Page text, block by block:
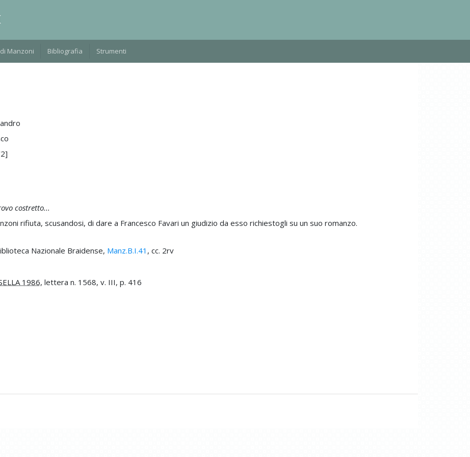
Manzoni Bibliografia Strumenti
costretto...
rifiuta, scusandosi, di dare a Francesco Favari un giudizio da esso richiestogli su un suo romanzo.
Nazionale Braidense, Manz.B.I.41 , cc. 2rv
1986, lettera n. 1568, v. III, p. 416